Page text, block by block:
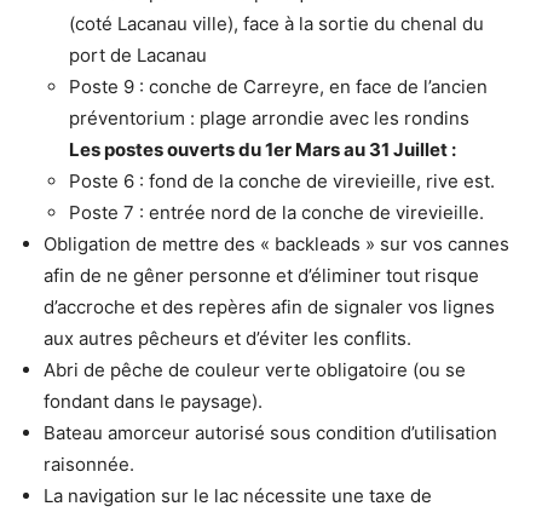
(coté Lacanau ville), face à la sortie du chenal du
port de Lacanau
Poste 9 : conche de Carreyre, en face de l’ancien
préventorium : plage arrondie avec les rondins
Les postes ouverts du 1er Mars au 31 Juillet :
Poste 6 : fond de la conche de virevieille, rive est.
Poste 7 : entrée nord de la conche de virevieille.
Obligation de mettre des « backleads » sur vos cannes
afin de ne gêner personne et d’éliminer tout risque
d’accroche et des repères afin de signaler vos lignes
aux autres pêcheurs et d’éviter les conflits.
Abri de pêche de couleur verte obligatoire (ou se
fondant dans le paysage).
Bateau amorceur autorisé sous condition d’utilisation
raisonnée.
La navigation sur le lac nécessite une taxe de